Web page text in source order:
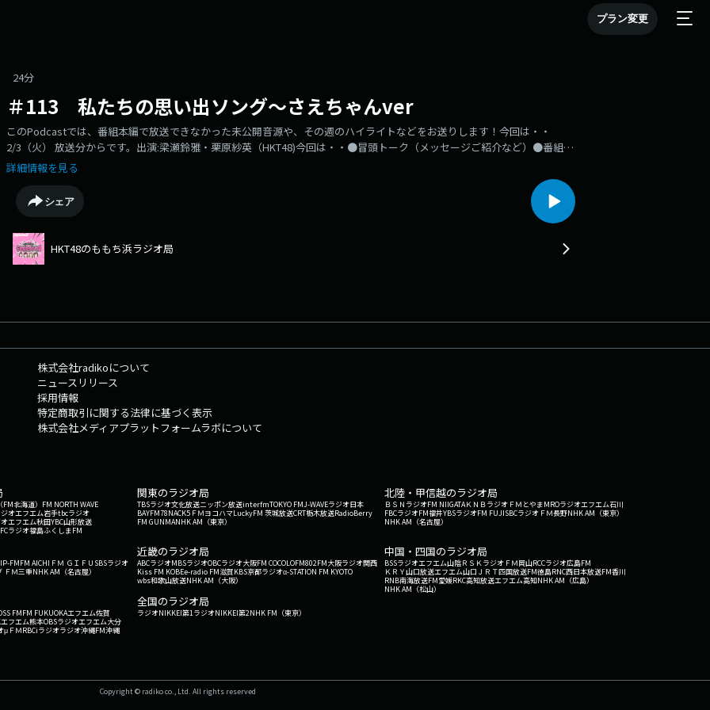
プラン変更
24分
＃113 私たちの思い出ソング～さえちゃんver
このPodcastでは、番組本編で放送できなかった未公開音源や、その週のハイライトなどをお送りします！今回は・・
2/3（火） 放送分からです。出演:梁瀬鈴雅・栗原紗英（HKT48)今回は・・●冒頭トーク（メッセージご紹介など）●番組
①「HKT48舞台裏にゅーす」●番組②「私たちの思い出ソング」ラジオ・radikoで「HKT48のももち浜ラジオ局」本放送もお
楽しみください。毎週火曜23:30～RKBラジオで超絶OA中！！
詳細情報を見る
シェア
HKT48のももち浜ラジオ局
株式会社radikoについて
ニュースリリース
採用情報
特定商取引に関する法律に基づく表示
株式会社メディアプラットフォームラボについて
北海道） FM NORTH WAVE
オエフエム岩手tbcラジオ
エフエム秋田YBC山形放送
ラジオ福島ふくしまFM
関東のラジオ局
TBSラジオ文化放送ニッポン放送interfmTOKYO FMJ-WAVEラジオ日本
BAYFM78NACK5 ＦＭヨコハマLuckyFM 茨城放送CRT栃木放送RadioBerry
FM GUNMANHK AM（東京）
北陸・甲信越のラジオ局
ＢＳＮラジオFM NIIGATAＫＮＢラジオ ＦＭとやまMROラジオエフエム石川
FBCラジオFM福井YBSラジオFM FUJISBCラジオ ＦＭ長野NHK AM（東京）
NHK AM（名古屋）
FMFM AICHI ＦＭ ＧＩＦＵ SBSラジオ
ＦＭ三重NHK AM（名古屋）
近畿のラジオ局
ABCラジオMBSラジオOBCラジオ大阪FM COCOLOFM802FM大阪ラジオ関西
Kiss FM KOBEe-radio FM滋賀KBS京都ラジオα-STATION FM KYOTO
wbs和歌山放送NHK AM（大阪）
中国・四国のラジオ局
BSSラジオエフエム山陰ＲＳＫラジオ ＦＭ岡山RCCラジオ広島FM
ＫＲＹ山口放送エフエム山口 ＪＲＴ四国放送FM徳島RNC西日本放送FM香川
RNB南海放送FM愛媛RKC高知放送エフエム高知NHK AM（広島）
NHK AM（松山）
FMFM FUKUOKAエフエム佐賀
フエム熊本OBSラジオエフエム大分
μＦＭRBCiラジオラジオ沖縄FM沖縄
全国のラジオ局
ラジオNIKKEI第1ラジオNIKKEI第2NHK FM（東京）
Copyright © radiko co., Ltd. All rights reserved